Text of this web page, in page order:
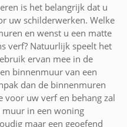
is het belangrijk dat u
uw schilderwerken. Welke
en wenst u een matte
verf? Natuurlijk speelt het
ervan mee in de
binnenmuur van een
dan de binnenmuren
voor uw verf en behang zal
muur in een woning
maar een geoefend